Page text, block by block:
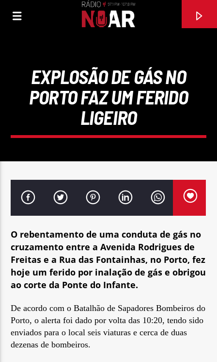
97.1FM E 107.8 FM
Rádio No ar
EXPLOSÃO DE GÁS NO
PORTO FAZ UM FERIDO
LIGEIRO
O rebentamento de uma conduta de gás no
cruzamento entre a Avenida Rodrigues de
Freitas e a Rua das Fontainhas, no Porto, fez
hoje um ferido por inalação de gás e obrigou
ao corte da Ponte do Infante.
De acordo com o Batalhão de Sapadores Bombeiros do
Porto, o alerta foi dado por volta das 10:20, tendo sido
enviados para o local seis viaturas e cerca de duas
dezenas de bombeiros.